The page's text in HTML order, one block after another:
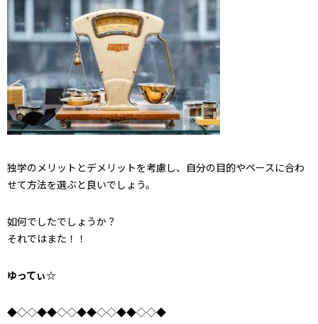
独学のメリットとデメリットを考慮し、自分の目的やペースに合わ
せて方法を選ぶと良いでしょう。
如何でしたでしょうか？
それではまた！！
ゆってぃ☆
◆◇◇◆◆◇◇◆◆◇◇◆◆◇◇◆